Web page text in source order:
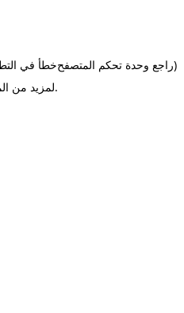
خطأ في(راجع وحدة تحكم المتصفح
لمزيد من.